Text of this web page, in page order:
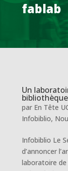
fablab
Un
par En Tête
Infobiblio,
Infobiblio Le
d’annoncer
laboratoire de